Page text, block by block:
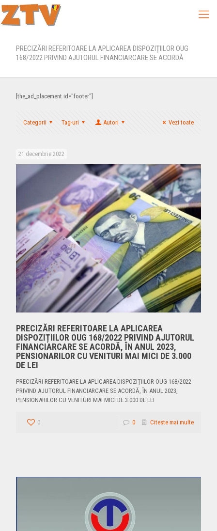
PRECIZĂRI REFERITOARE LA APLICAREA DISPOZIȚIILOR OUG
168/2022 PRIVIND AJUTORUL FINANCIARCARE SE ACORDĂ
[the_ad_placement id="footer"]
Categorii Tag-uri Autori Vezi toate
21 decembrie 2022
PRECIZĂRI REFERITOARE LA APLICAREA
DISPOZIȚIILOR OUG 168/2022 PRIVIND AJUTORUL
FINANCIARCARE SE ACORDĂ, ÎN ANUL 2023,
PENSIONARILOR CU VENITURI MAI MICI DE 3.000
DE LEI
PRECIZĂRI REFERITOARE LA APLICAREA DISPOZIȚIILOR OUG 168/2022
PRIVIND AJUTORUL FINANCIARCARE SE ACORDĂ, ÎN ANUL 2023,
PENSIONARILOR CU VENITURI MAI MICI DE 3.000 DE LEI
0 0 Citeste mai multe